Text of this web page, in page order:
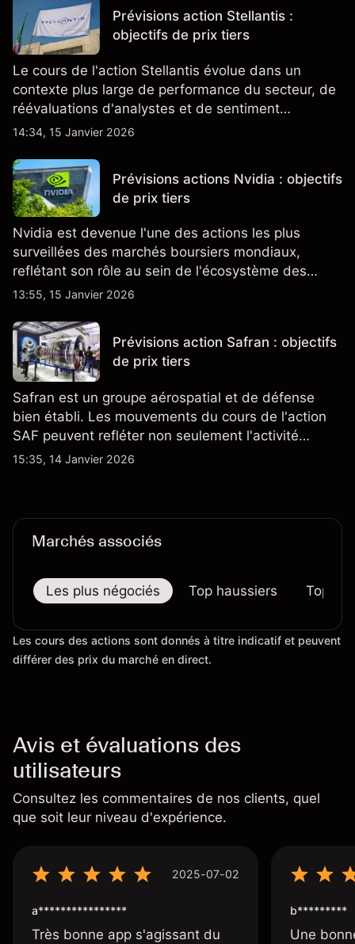
Prévisions action Stellantis :
objectifs de prix tiers
Le cours de l'action Stellantis évolue dans un
contexte plus large de performance du secteur, de
réévaluations d'analystes et de sentiment
changeant, qui ensemble aident à comprendre
14:34, 15 Janvier 2026
Prévisions actions Nvidia : objectifs
de prix tiers
Nvidia est devenue l'une des actions les plus
surveillées des marchés boursiers mondiaux,
reflétant son rôle au sein de l'écosystème des
semi-conducteurs et de l'IA.
13:55, 15 Janvier 2026
Prévisions action Safran : objectifs
de prix tiers
Safran est un groupe aérospatial et de défense
bien établi. Les mouvements du cours de l'action
SAF peuvent refléter non seulement l'activité
quotidienne du marché, mais aussi la position de
15:35, 14 Janvier 2026
Marchés associés
Les plus négociés Top haussiers Top
Les cours des actions sont donnés à titre indicatif et peuvent
différer des prix du marché en direct.
Avis et évaluations des
utilisateurs
Consultez les commentaires de nos clients, quel
que soit leur niveau d'expérience.
2025-07-02
a****************
Très bonne app s'agissant du
b*********
Une